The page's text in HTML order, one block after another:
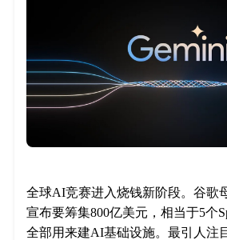
全球AI竞赛进入烧钱新阶段。谷歌
宣布要筹集800亿美元，相当于5个
全部用来建AI基础设施。最引人注